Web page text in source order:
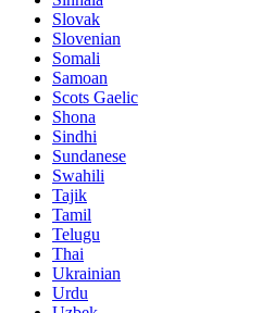
Slovak
Slovenian
Somali
Samoan
Scots Gaelic
Shona
Sindhi
Sundanese
Swahili
Tajik
Tamil
Telugu
Thai
Ukrainian
Urdu